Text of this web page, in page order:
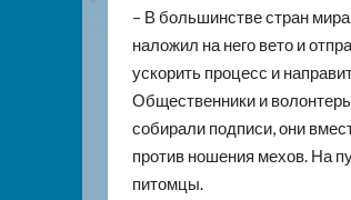
– В большинстве стран
наложил на него вето и
ускорить процесс и
Общественники и
собирали подписи, они
против ношения мехов. На
питомцы.